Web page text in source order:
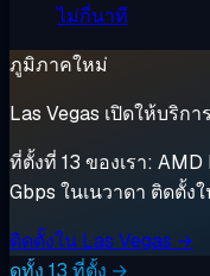
ไม่กี่นาที
ภูมิภาคใหม่
Las Vegas เปิดให้บริกา
ที่ตั้งที่ 13 ของเรา:
Gbps ในเนวาดา ติดตั้ง
ติดตั้งใน Las Vegas →
ดูทั้ง 13 ที่ตั้ง →